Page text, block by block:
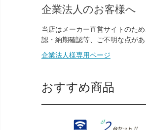
企業法人のお客様へ
当店はメーカー直営サイトのた
認・納期確認等、ご不明な点が
企業法人様専用ページ
おすすめ商品